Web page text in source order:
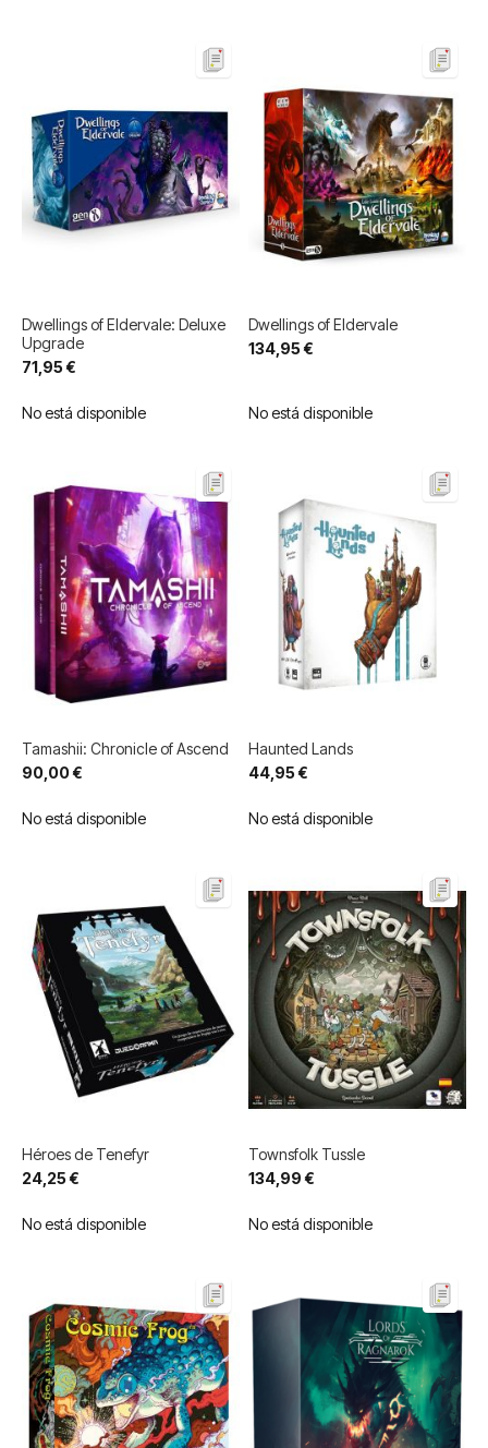
Dwellings of Eldervale: Deluxe
Upgrade
71,95 €
No está disponible
Dwellings of Eldervale
134,95 €
No está disponible
Tamashii: Chronicle of Ascend
90,00 €
No está disponible
Haunted Lands
44,95 €
No está disponible
Héroes de Tenefyr
24,25 €
No está disponible
Townsfolk Tussle
134,99 €
No está disponible